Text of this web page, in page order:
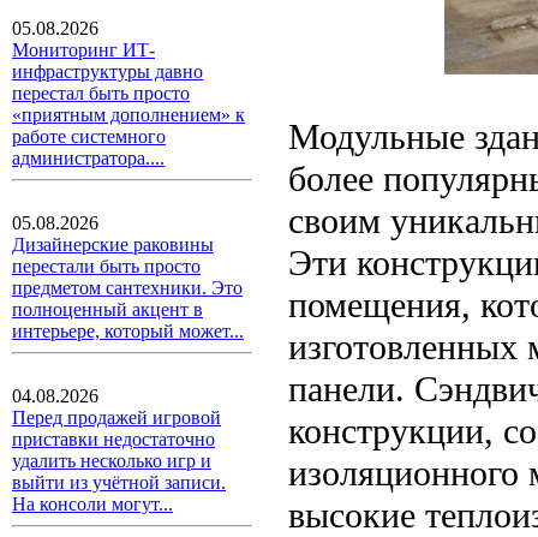
05.08.2026
Мониторинг ИТ-
инфраструктуры давно
перестал быть просто
«приятным дополнением» к
работе системного
администратора....
05.08.2026
Дизайнерские раковины
перестали быть просто
предметом сантехники. Это
полноценный акцент в
интерьере, который может...
04.08.2026
Перед продажей игровой
приставки недостаточно
удалить несколько игр и
выйти из учётной записи.
На консоли могут...
Модульные
более
своим
Эти
помещения,
изготовленных
панели.
конструкции,
изоляционного
высокие